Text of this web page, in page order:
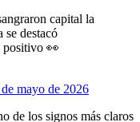
capital la
se destacó
positivo 👀
mayo de 2026
de los signos más claros